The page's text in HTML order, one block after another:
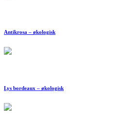
Antikrosa – økologisk
Lys bordeaux – økologisk